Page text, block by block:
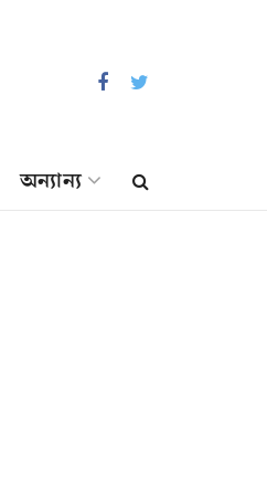
অন্যান্য